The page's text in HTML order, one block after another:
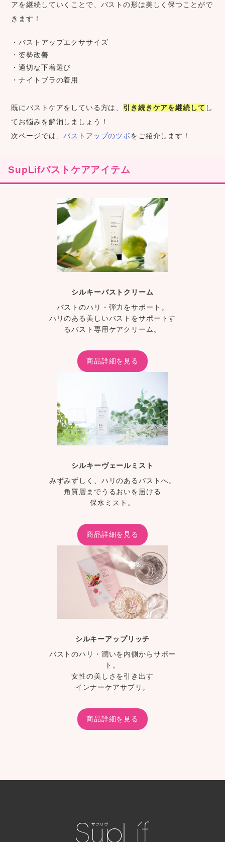
アを継続していくことで、バストの形は美しく保つことがで
きます！
・バストアップエクササイズ
・姿勢改善
・適切な下着選び
・ナイトブラの着用
既にバストケアをしている方は、 引き続きケアを継続して し
てお悩みを解消しましょう！
次ページでは、バストアップのツボをご紹介します！
SupLifバストケアアイテム
シルキーバストクリーム
バストのハリ・弾力をサポート。
ハリのある美しいバストをサポートす
るバスト専用ケアクリーム。
商品詳細を見る
シルキーヴェールミスト
みずみずしく、ハリのあるバストへ。
角質層までうるおいを届ける
保水ミスト。
商品詳細を見る
シルキーアップリッチ
バストのハリ・潤いを内側からサポー
ト。
女性の美しさを引き出す
インナーケアサプリ。
商品詳細を見る